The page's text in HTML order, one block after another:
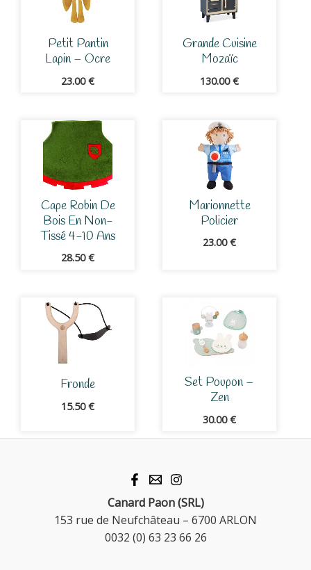
Petit Pantin
Lapin – Ocre
23.00€
Grande Cuisine
Mozaïc
130.00€
Cape Robin De
Bois En Non-
Tissé 4-10 Ans
28.50€
Marionnette
Policier
23.00€
Fronde
15.50€
Set Poupon –
Zen
30.00€
Canard Paon (SRL)
153 rue de Neufchâteau – 6700 ARLON
0032 (0) 63 23 66 26